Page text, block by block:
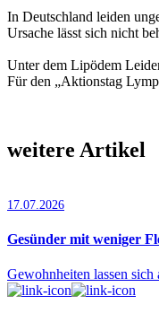
In Deutschland leiden
Ursache lässt sich nicht
Unter dem Lipödem
Für den „Aktionstag
weitere Artikel
17.07.2026
Gesünder mit weniger
Gewohnheiten lassen